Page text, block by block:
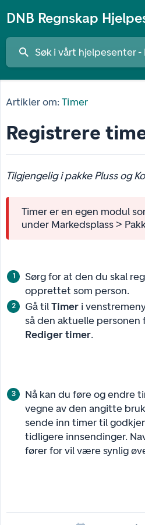
DNB Regnskap
Artikler om: Timer
Registrere
Tilgjengelig i pakke Pluss og
Timer er en egen modul
under Markedsplass >
Sørg for at den du skal
opprettet som person.
Gå tilTimer i
så den aktuelle personen
Rediger timer.
Nå kan du føre og endre
vegne av den angitte
sende inn timer til
tidligere innsendinger.
fører for vil være synlig